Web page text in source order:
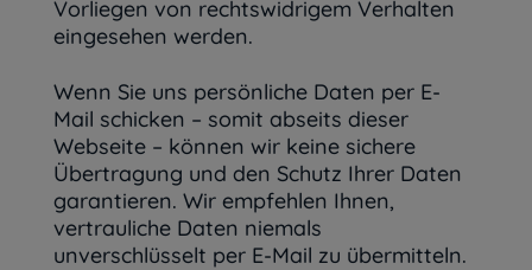
Vorliegen von rechtswidrigem Verhalten
eingesehen werden.
Wenn Sie uns persönliche Daten per E-
Mail schicken – somit abseits dieser
Webseite – können wir keine sichere
Übertragung und den Schutz Ihrer Daten
garantieren. Wir empfehlen Ihnen,
vertrauliche Daten niemals
unverschlüsselt per E-Mail zu übermitteln.